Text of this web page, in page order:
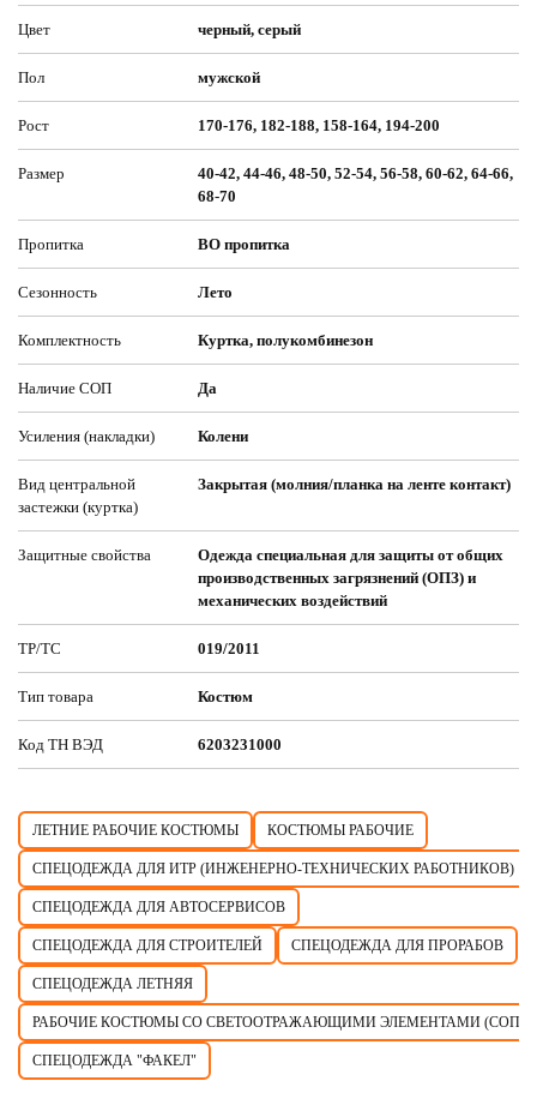
Цвет черный, серый
Пол мужской
Рост 170-176, 182-188, 158-164, 194-200
Размер
40-42, 44-46, 48-50, 52-54, 56-58, 60-62, 64-66,
68-70
Пропитка ВО пропитка
Сезонность Лето
Комплектность Куртка, полукомбинезон
Наличие СОП Да
Усиления (накладки) Колени
Вид центральной
застежки (куртка)
Закрытая (молния/планка на ленте контакт)
Защитные свойства
Одежда специальная для защиты от общих
производственных загрязнений (ОПЗ) и
механических воздействий
ТР/ТС 019/2011
Тип товара Костюм
Код ТН ВЭД 6203231000
ЛЕТНИЕ РАБОЧИЕ КОСТЮМЫ КОСТЮМЫ РАБОЧИЕ
СПЕЦОДЕЖДА ДЛЯ ИТР (ИНЖЕНЕРНО-ТЕХНИЧЕСКИХ РАБОТНИКОВ)
СПЕЦОДЕЖДА ДЛЯ АВТОСЕРВИСОВ
СПЕЦОДЕЖДА ДЛЯ СТРОИТЕЛЕЙ СПЕЦОДЕЖДА ДЛЯ ПРОРАБОВ
СПЕЦОДЕЖДА ЛЕТНЯЯ
РАБОЧИЕ КОСТЮМЫ СО СВЕТООТРАЖАЮЩИМИ ЭЛЕМЕНТАМИ (СОП)
СПЕЦОДЕЖДА "ФАКЕЛ"